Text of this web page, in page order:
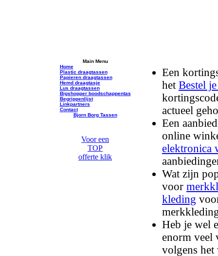
Main Menu
Home
Plastic draagtassen
Papieren draagtassen
Hemd draagtasje
Lus draagtassen
Bigshopper boodschappentas
Begrippenlijst
Linkpartners
Contact
Bjorn Borg Tassen
Voor een
TOP
offerte klik
Een
het Bestel
actueel
Een
online
elektronica
Wat zijn
voor
kleding
Heb je wel
enorm veel
volgens